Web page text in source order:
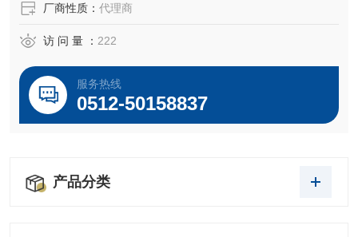
厂商性质： 代理商
访 问 量 ： 222
服务热线
0512-50158837
产品分类